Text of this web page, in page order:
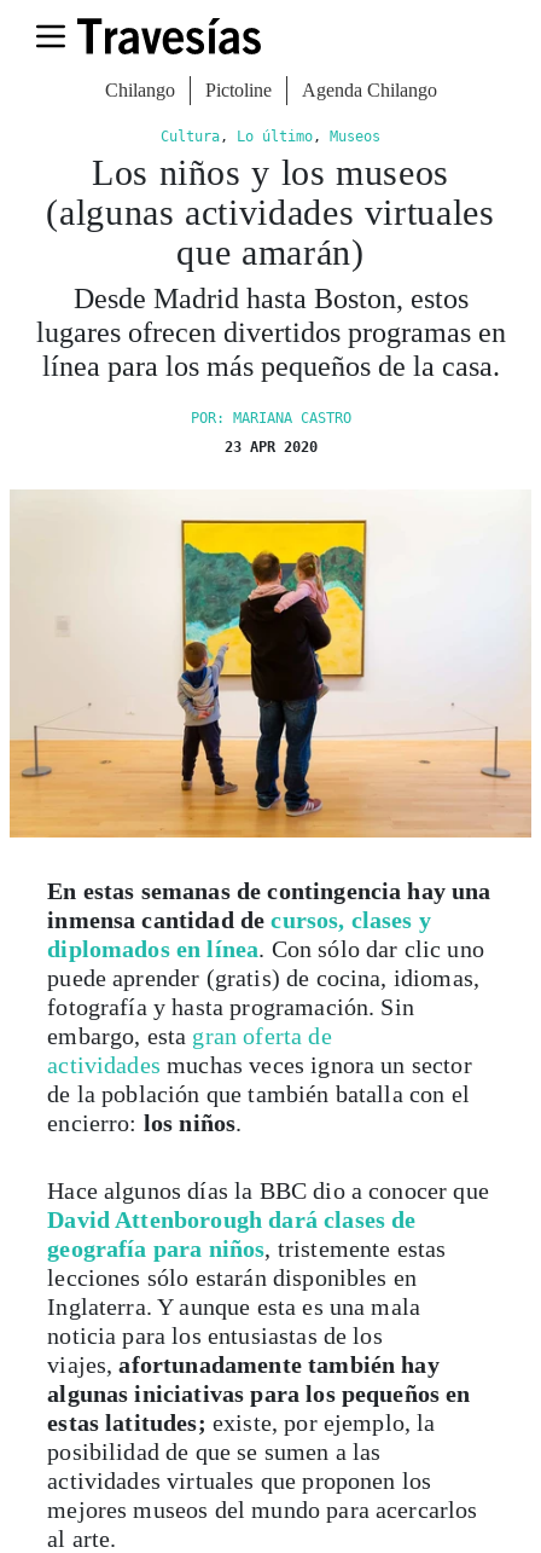
Chilango Pictoline Agenda Chilango
Cultura, Lo último, Museos
Los niños y los museos
(algunas actividades virtuales
que amarán)
Desde Madrid hasta Boston, estos
lugares ofrecen divertidos programas en
línea para los más pequeños de la casa.
POR: MARIANA CASTRO
23 APR 2020
En estas semanas de contingencia hay una
inmensa cantidad decursos, clases y
diplomados en línea. Con sólo dar clic uno
puede aprender (gratis) de cocina, idiomas,
fotografía y hasta programación. Sin
embargo, esta gran oferta de
actividades muchas veces ignora un sector
de la población que también batalla con el
encierro: los niños.
Hace algunos días la BBC dio a conocer que
David Attenborough dará clases de
geografía para niños, tristemente estas
lecciones sólo estarán disponibles en
Inglaterra. Y aunque esta es una mala
noticia para los entusiastas de los
viajes,afortunadamente también hay
algunas iniciativas para los pequeños en
estas latitudes; existe, por ejemplo, la
posibilidad de que se sumen a las
actividades virtuales que proponen los
mejores museos del mundo para acercarlos
al arte.